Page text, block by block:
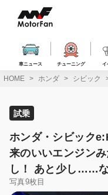
ス
車ニュース チューニング イ
HOME ホンダ シビック
試乗
ホンダ・シビック
来のいいエンジン
し！ あと少し……
写真9枚目